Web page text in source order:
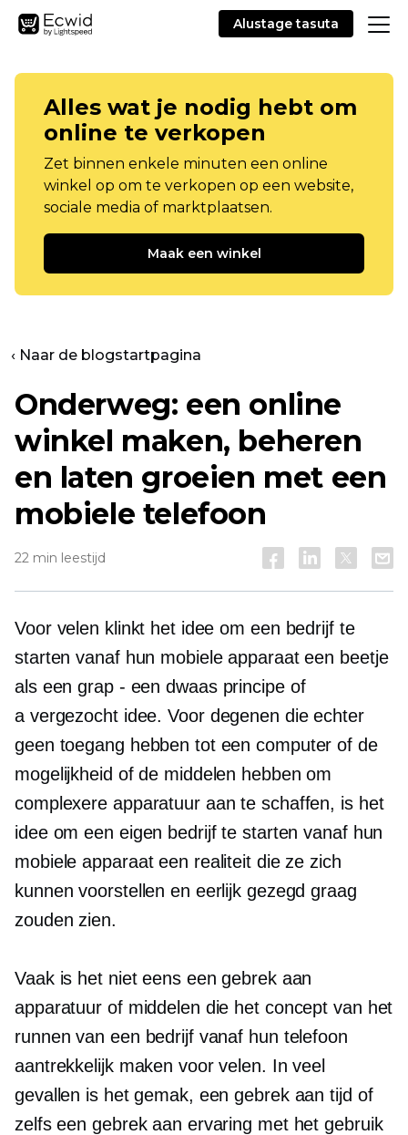
Alustage tasuta
Alles wat je nodig hebt om
online te verkopen
Zet binnen enkele minuten een online
winkel op om te verkopen op een website,
sociale media of marktplaatsen.
Maak een winkel
‹ Naar de blogstartpagina
Onderweg: een online
winkel maken, beheren
en laten groeien met een
mobiele telefoon
22 min leestijd
Voor velen klinkt het idee om een ​​bedrijf te
starten vanaf hun mobiele apparaat een beetje
als eengrap - een dwaas principe of
a vergezochtidee. Voor degenen die echter
geen toegang hebben tot een computer of de
mogelijkheid of de middelen hebben om
complexere apparatuur aan te schaffen, is het
idee om een ​​eigen bedrijf te starten vanaf hun
mobiele apparaat een realiteit die ze zich
kunnen voorstellen en eerlijk gezegd graag
zouden zien.
Vaak is het niet eens een gebrek aan
apparatuur of middelen die het concept van het
runnen van een bedrijf vanaf hun telefoon
aantrekkelijk maken voor velen. In veel
gevallen is het gemak, een gebrek aan tijd of
zelfs een gebrek aan ervaring met het gebruik